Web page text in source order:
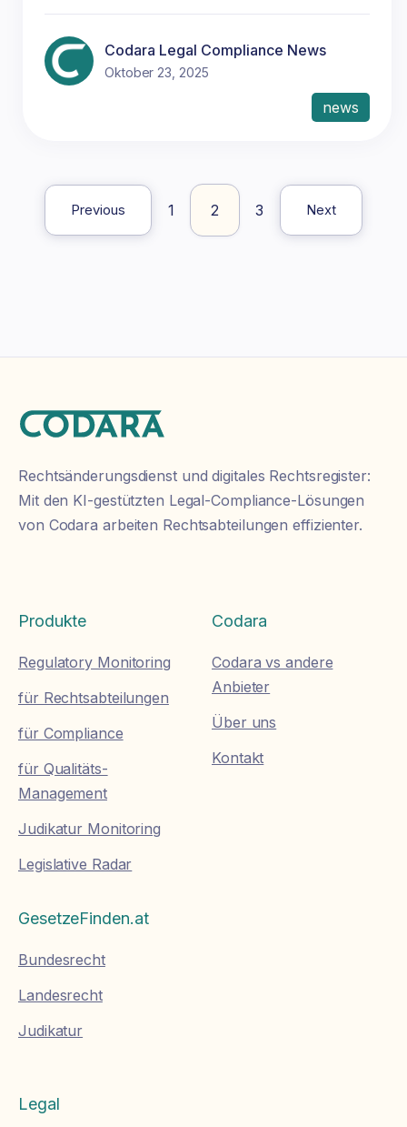
Codara Legal Compliance News
Oktober 23, 2025
news
Previous 1 2 3 Next
Rechtsänderungsdienst und digitales Rechtsregister:
Mit den KI-gestützten Legal-Compliance-Lösungen
von Codara arbeiten Rechtsabteilungen effizienter.
Produkte
Regulatory Monitoring
für Rechtsabteilungen
für Compliance
für Qualitäts-
Management
Judikatur Monitoring
Legislative Radar
Codara
Codara vs andere
Anbieter
Über uns
Kontakt
GesetzeFinden.at
Bundesrecht
Landesrecht
Judikatur
Legal